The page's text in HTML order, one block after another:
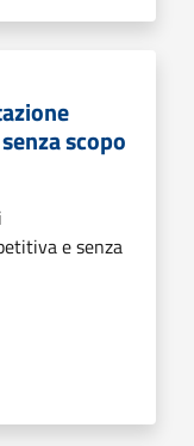
scopo
e senza